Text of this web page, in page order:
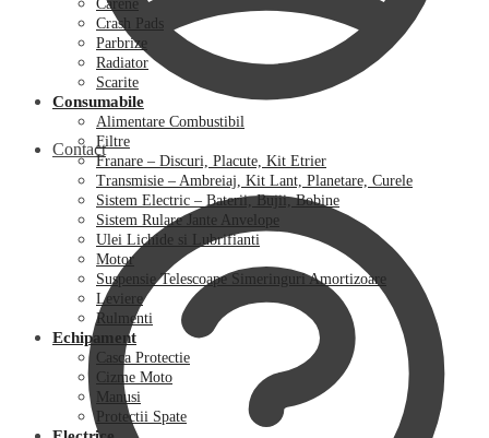
Contact
Carene
Crash Pads
Parbrize
Radiator
Scarite
Consumabile
Alimentare Combustibil
Filtre
Franare – Discuri, Placute, Kit Etrier
Transmisie – Ambreiaj, Kit Lant, Planetare, Curele
Sistem Electric – Baterii, Bujii, Bobine
Sistem Rulare Jante Anvelope
Ulei Lichide si Lubrifianti
Motor
Suspensie Telescoape Simeringuri Amortizoare
Leviere
Rulmenti
Echipament
Casca Protectie
Cizme Moto
Manusi
Protectii Spate